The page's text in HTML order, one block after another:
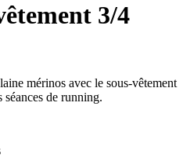
3/4
mérinos avec le sous-vêtement
de running.